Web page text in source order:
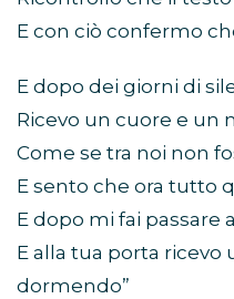
E con ciò confermo
E dopo dei giorni di
Ricevo un cuore e un
Come se tra noi non
E sento che ora tutto
E dopo mi fai passare
E alla tua porta ricevo
dormendo”